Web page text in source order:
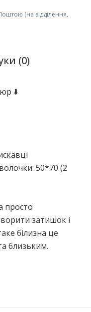
(на відділення,
(0)
⬇️
50*70 (2
просто
затишок і
білизна це
близьким.